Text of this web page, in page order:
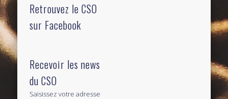
Retrouvez le CSO
sur Facebook
Recevoir les news
du CSO
Saisissez votre adresse